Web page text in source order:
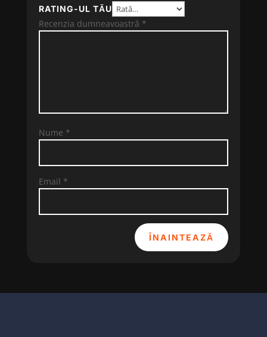
RATING-UL TĂU
Recenzia dumneavoastră *
Nume *
Email *
ÎNAINTEAZĂ